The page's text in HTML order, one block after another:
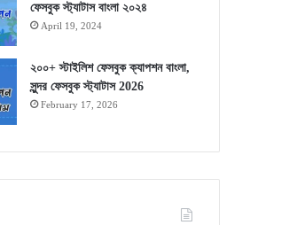
ফেসবুক স্ট্যাটাস বাংলা ২০২৪
April 19, 2024
২০০+ স্টাইলিশ ফেসবুক ক্যাপশন বাংলা,
সুন্দর ফেসবুক স্ট্যাটাস 2026
February 17, 2026